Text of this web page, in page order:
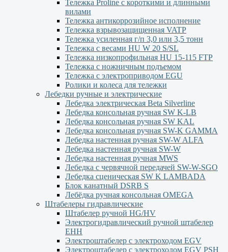
Тележка Proline с короткими и длинными
вилами
Тележка антикоррозийное исполнение
Тележка взрывозащищенная VATP
Тележка усиленная г/п 3,0 или 3,5 тонн
Тележка с весами HU W 20 S/SL
Тележка низкопрофильная HU 15-115 FTP
Тележка с ножничным подъемом
Тележка с электроприводом EGU
Ролики и колеса для тележки
Лебедки ручные и электрические
Лебедка электрическая Beta Silverline
Лебедка консольная ручная SW K-LB
Лебедка консольная ручная SW KAL
Лебедка консольная ручная SW-K GAMMA
Лебедка настенная ручная SW-W ALFA
Лебедка настенная ручная SW-W
Лебедка настенная ручная MWS
Лебедка с червячной передачей SW-W-SGO
Лебедка сценическая SW K LAMBADA
Блок канатный DSRB S
Лебёдка ручная консольная OMEGA
Штабелеры гидравлические
Штабелер ручной HG/HV
Электрогидравлический ручной штабелер
ЕНН
Электроштабелер с электроходом EGV
Электроштабелер с электроходом EGV PSH